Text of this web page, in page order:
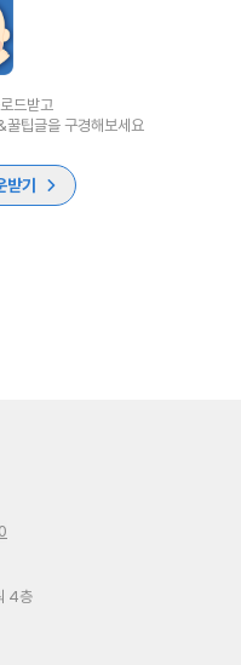
드받고
꿀팁글을 구경해보세요
받기
4층